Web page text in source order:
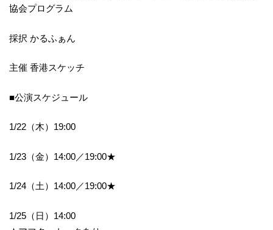
協会プログラム
採択 かるふぁん
主催 香港スケッチ
■公演スケジュール
1/22（木）19:00
1/23（金）14:00／19:00★
1/24（土）14:00／19:00★
1/25（日）14:00